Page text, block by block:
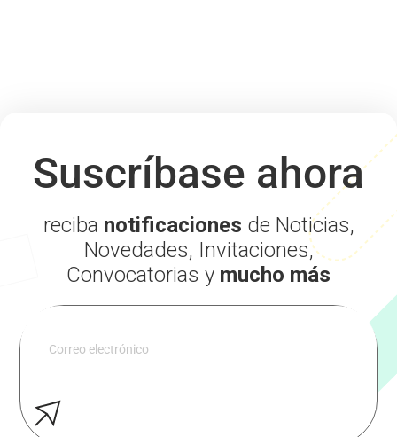
Suscríbase ahora
reciba notificaciones de Noticias,
Novedades, Invitaciones,
Convocatorias y mucho más